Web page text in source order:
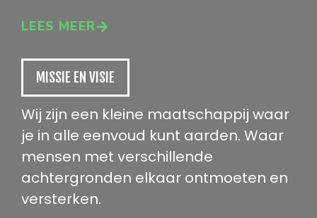
LEES MEER
MISSIE EN VISIE
Wij zijn een kleine maatschappij waar
je in alle eenvoud kunt aarden. Waar
mensen met verschillende
achtergronden elkaar ontmoeten en
versterken.